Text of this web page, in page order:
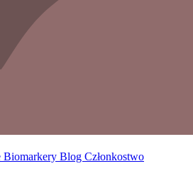
Biomarkery Blog Członkostwo